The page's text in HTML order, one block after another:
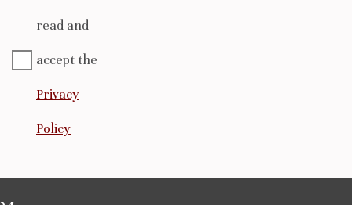
read and
accept the
Privacy
Policy